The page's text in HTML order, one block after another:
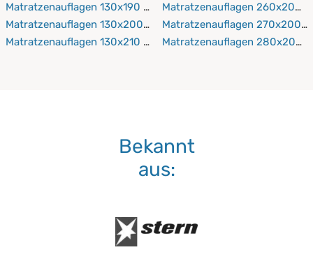
Matratzenauflagen 130x190 cm
Matratzenauflagen 130x200 cm
Matratzenauflagen 130x210 cm
Matratzenauflagen 260x200
Matratzenauflagen 270x200
Matratzenauflagen 280x200
Bekannt
aus: